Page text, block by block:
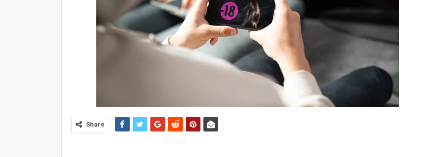
Share